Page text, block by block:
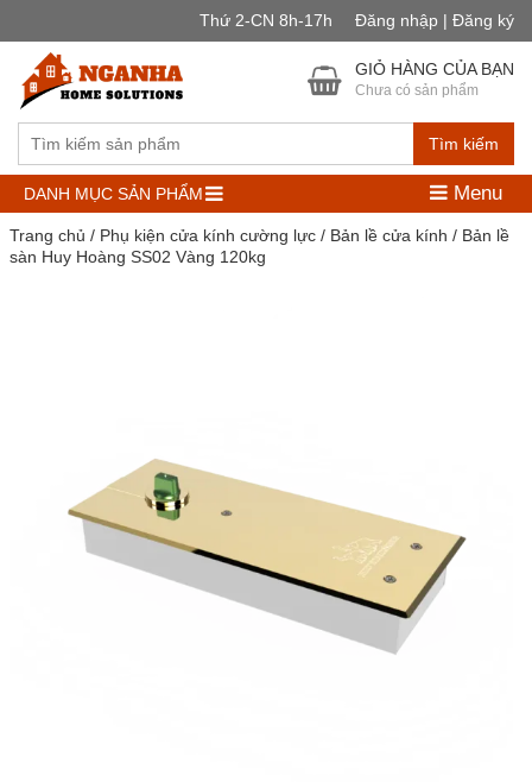
Thứ 2-CN 8h-17h Đăng nhập | Đăng ký
Tìm kiếm
GIỎ HÀNG CỦA BẠN
Chưa có sản phẩm
DANH MỤC SẢN PHẨM Menu
Trang chủ / Phụ kiện cửa kính cường lực/ Bản lề cửa kính / Bản lề
sàn Huy Hoàng SS02 Vàng 120kg